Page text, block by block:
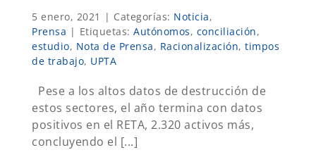
5 enero, 2021 | Categorías: Noticia,
Prensa | Etiquetas: Autónomos, conciliación,
estudio, Nota de Prensa, Racionalización, timpos
de trabajo, UPTA
Pese a los altos datos de destrucción de
estos sectores, el año termina con datos
positivos en el RETA, 2.320 activos más,
concluyendo el [...]